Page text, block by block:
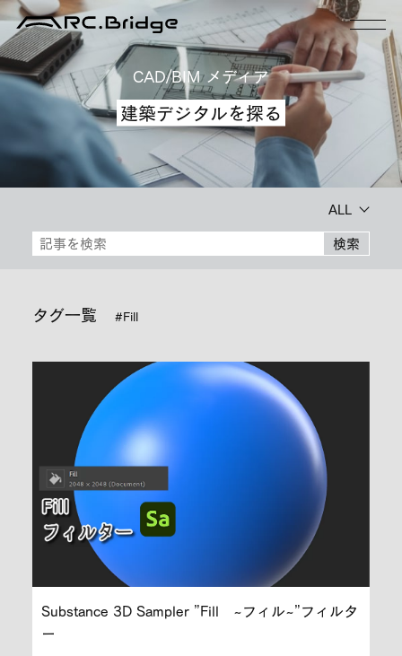
CAD/BIM メディア
建築デジタルを探る
ALL
検索
タグ一覧 #Fill
Substance 3D Sampler ”Fill ~フィル~”フィルタ
ー